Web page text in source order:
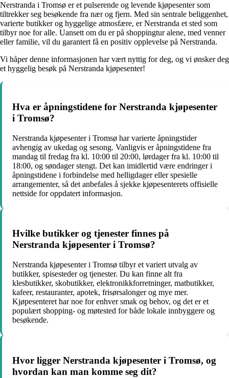
Nerstranda i Tromsø er et pulserende og levende kjøpesenter som
tiltrekker seg besøkende fra nær og fjern. Med sin sentrale beliggenhet,
varierte butikker og hyggelige atmosfære, er Nerstranda et sted som
tilbyr noe for alle. Uansett om du er på shoppingtur alene, med venner
eller familie, vil du garantert få en positiv opplevelse på Nerstranda.
Vi håper denne informasjonen har vært nyttig for deg, og vi ønsker deg
et hyggelig besøk på Nerstranda kjøpesenter!
Hva er åpningstidene for Nerstranda kjøpesenter
i Tromsø?
Nerstranda kjøpesenter i Tromsø har varierte åpningstider
avhengig av ukedag og sesong. Vanligvis er åpningstidene fra
mandag til fredag fra kl. 10:00 til 20:00, lørdager fra kl. 10:00 til
18:00, og søndager stengt. Det kan imidlertid være endringer i
åpningstidene i forbindelse med helligdager eller spesielle
arrangementer, så det anbefales å sjekke kjøpesenterets offisielle
nettside for oppdatert informasjon.
Hvilke butikker og tjenester finnes på
Nerstranda kjøpesenter i Tromsø?
Nerstranda kjøpesenter i Tromsø tilbyr et variert utvalg av
butikker, spisesteder og tjenester. Du kan finne alt fra
klesbutikker, skobutikker, elektronikkforretninger, matbutikker,
kafeer, restauranter, apotek, frisørsalonger og mye mer.
Kjøpesenteret har noe for enhver smak og behov, og det er et
populært shopping- og møtested for både lokale innbyggere og
besøkende.
Hvor ligger Nerstranda kjøpesenter i Tromsø, og
hvordan kan man komme seg dit?